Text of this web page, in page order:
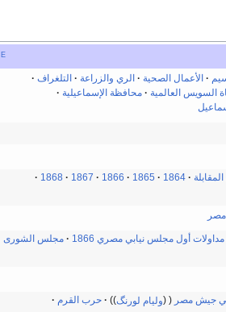
e
الأعمال الصحية الري والزراعة
التلغراف
السويس العالمية
محافظة الإسماعيلية
1864
1865
1866
1867
1868
مصر
مداولات أول مجلس نيابي مصري 1866
مجلس الشورى
في جيش مصر وليام لورنگ
حرب القرم